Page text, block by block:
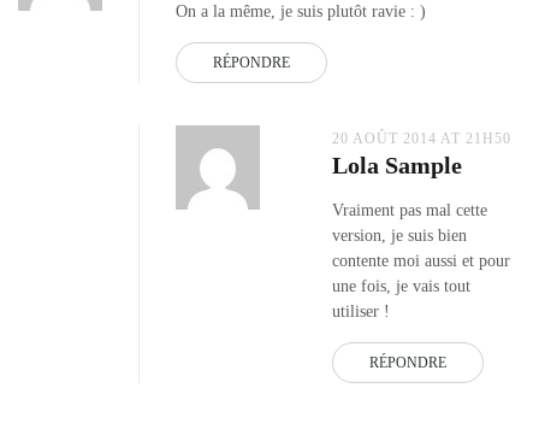
On a la même, je suis plutôt ravie : )
RÉPONDRE
20 AOÛT 2014 AT 21H50
Lola Sample
Vraiment pas mal cette
version, je suis bien
contente moi aussi et pour
une fois, je vais tout
utiliser !
RÉPONDRE